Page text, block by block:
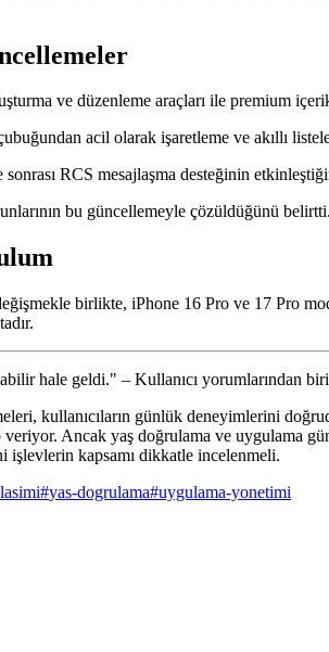
ve düzenleme araçları ile premium
çubuğundan acil olarak işaretleme ve akıllı
sonrası RCS mesajlaşma desteğinin
bu güncellemeyle çözüldüğünü belirtti.
birlikte, iPhone 16 Pro ve 17 Pro
hale geldi." – Kullanıcı yorumlarından biri
kullanıcıların günlük deneyimlerini
veriyor. Ancak yaş doğrulama ve uygulama
işlevlerin kapsamı dikkatle incelenmeli.
#yas-dogrulama#uygulama-yonetimi